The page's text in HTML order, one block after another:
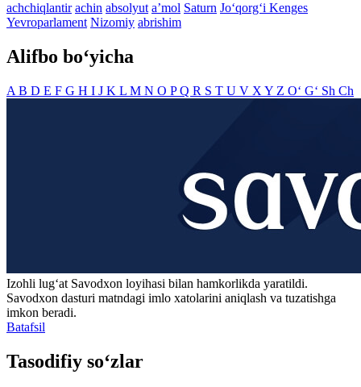
achchiqlantir achin absolyut aʼmol Saturn Jo‘qorg‘i Kenges
Yevroparlament Nizomiy abrishim
Alifbo bo‘yicha
A B D E F G H I J K L M N O PQ R S T U V X Y Z O‘ G‘ Sh Ch
Izohli lugʻat Savodxon loyihasi bilan hamkorlikda yaratildi.
Savodxon dasturi matndagi imlo xatolarini aniqlash va tuzatishga
imkon beradi.
Batafsil
Tasodifiy so‘zlar